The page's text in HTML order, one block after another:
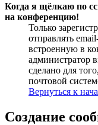
Когда я щёлкаю по
на конференцию!
Только
отправлять
встроенную в
администратор
сделано для
почтовой
Вернуться к
Создание